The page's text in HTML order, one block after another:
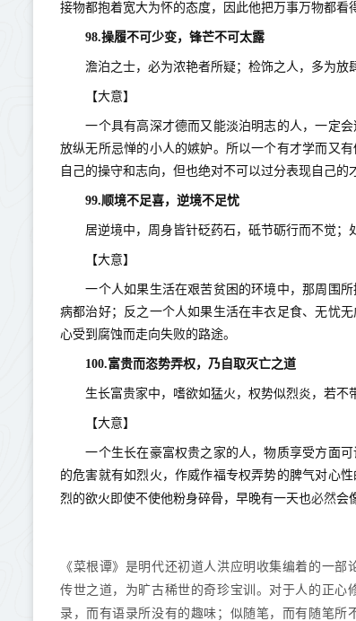
接物都抱着宽大为怀的态度，因此他把万事万物都看
98.操履不可少变，锋芒不可太露
澹泊之士，必为浓艳者所疑；检饰之人，多为放
【大意】
一个具有高深才德而又能淡泊明志的人，一定会
放纵无所忌惮的小人的嫉妒。所以一个有才学而又
自己的操守和志向，但也绝对不可以过分表现自己的
99.顺境不足喜，逆境不足忧
居逆境中，周身皆针砭药石，砥节砺行而不觉；
【大意】
一个人如果生活在艰苦贫困的环境中，那周围所
病都治好；反之一个人如果生活在丰衣足食、无忧
心受到腐蚀而走向失败的路途。
100.富贵而恣势弄权，乃自取灭亡之道
生长富贵家中，嗜欲如猛火，权势似烈炎，若不
【大意】
一个生长在豪富权贵之家的人，物质享受方面可
的危害就有如烈火，作威作福专权弄势的脾气对心
烈的欲火即使不使他粉身碎骨，早晚有一天也必然会
《菜根谭》是明代还初道人洪应明收集编着的一
传世之道，为旷古稀世的奇珍宝训。对于人的正
录，而有语录所没有的趣味；似随笔，而有随笔